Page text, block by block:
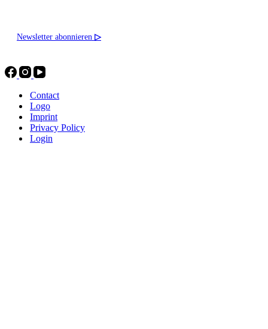
Newsletter abonnieren ▷
Contact
Logo
Imprint
Privacy Policy
Login